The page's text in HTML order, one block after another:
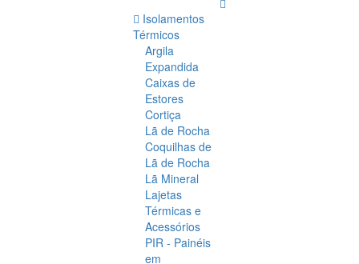
Isolamentos
Térmicos
Argila
Expandida
Caixas de
Estores
Cortiça
Lã de Rocha
Coquilhas de
Lã de Rocha
Lã Mineral
Lajetas
Térmicas e
Acessórios
PIR - Painéis
em